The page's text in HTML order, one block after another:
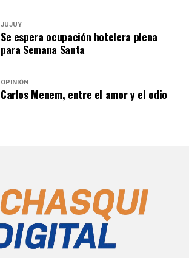
JUJUY
Se espera ocupación hotelera plena
para Semana Santa
OPINIÓN
Carlos Menem, entre el amor y el odio